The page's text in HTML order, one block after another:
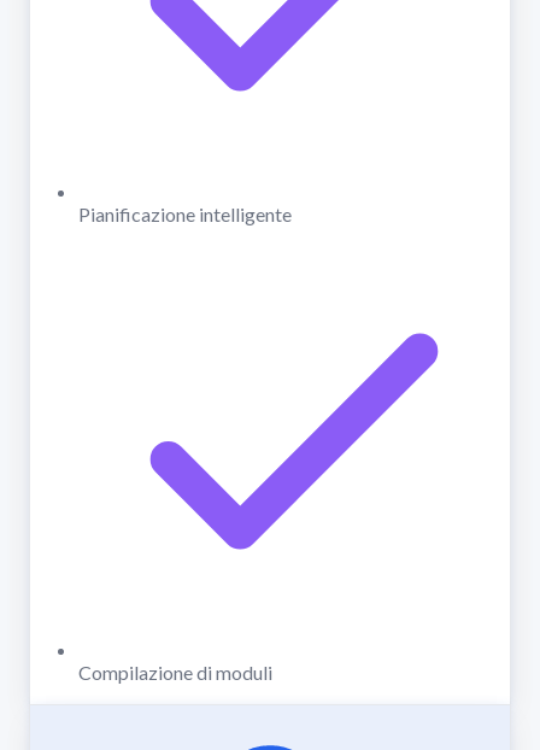
Pianificazione intelligente
Compilazione di moduli